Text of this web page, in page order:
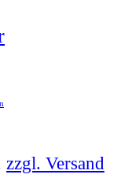
zzgl. Versand